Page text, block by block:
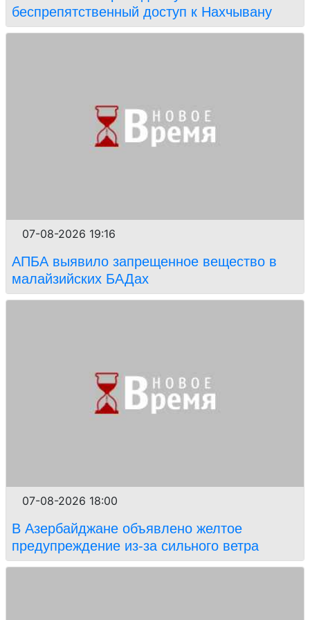
беспрепятственный доступ к Нахчывану
07-08-2026 19:16
АПБА выявило запрещенное вещество в
малайзийских БАДах
07-08-2026 18:00
В Азербайджане объявлено желтое
предупреждение из-за сильного ветра